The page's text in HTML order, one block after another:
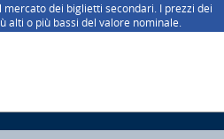
dei biglietti secondari. I prezzi dei
alti o più bassi del valore nominale.